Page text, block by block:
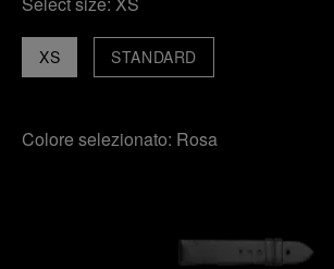
XS STANDARD
Colore selezionato: Rosa